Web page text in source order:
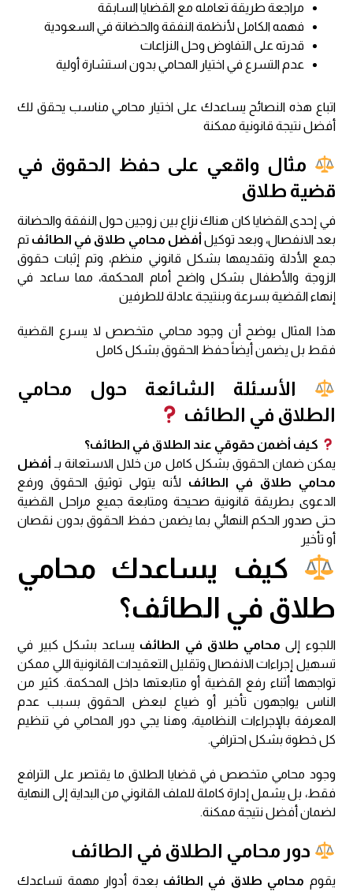
مراجعة طريقة تعامله مع القضايا السابقة
فهمه الكامل لأنظمة النفقة والحضانة في السعودية
قدرته على التفاوض وحل النزاعات
عدم التسرع في اختيار المحامي بدون استشارة أولية
اتباع هذه النصائح يساعدك على اختيار محامي مناسب يحقق لك
أفضل نتيجة قانونية ممكنة
مثال واقعي على حفظ الحقوق في
قضية طلاق
في إحدى القضايا كان هناك نزاع بين زوجين حول النفقة والحضانة
بعد الانفصال، وبعد توكيل أفضل محامي طلاق في الطائف تم
جمع الأدلة وتقديمها بشكل قانوني منظم، وتم إثبات حقوق
الزوجة والأطفال بشكل واضح أمام المحكمة، مما ساعد في
إنهاء القضية بسرعة وبنتيجة عادلة للطرفين
هذا المثال يوضح أن وجود محامي متخصص لا يسرع القضية
فقط بل يضمن أيضاً حفظ الحقوق بشكل كامل
الأسئلة الشائعة حول محامي
الطلاق في الطائف
كيف أضمن حقوقي عند الطلاق في الطائف؟
يمكن ضمان الحقوق بشكل كامل من خلال الاستعانة بـ أفضل
محامي طلاق في الطائف لأنه يتولى توثيق الحقوق ورفع
الدعوى بطريقة قانونية صحيحة ومتابعة جميع مراحل القضية
حتى صدور الحكم النهائي بما يضمن حفظ الحقوق بدون نقصان
أو تأخير
كيف يساعدك محامي
طلاق في الطائف؟
اللجوء إلى محامي طلاق في الطائف يساعد بشكل كبير في
تسهيل إجراءات الانفصال وتقليل التعقيدات القانونية اللي ممكن
تواجهها أثناء رفع القضية أو متابعتها داخل المحكمة. كثير من
الناس يواجهون تأخير أو ضياع لبعض الحقوق بسبب عدم
المعرفة بالإجراءات النظامية، وهنا يجي دور المحامي في تنظيم
كل خطوة بشكل احترافي.
وجود محامي متخصص في قضايا الطلاق ما يقتصر على الترافع
فقط، بل يشمل إدارة كاملة للملف القانوني من البداية إلى النهاية
لضمان أفضل نتيجة ممكنة.
دور محامي الطلاق في الطائف
يقوم محامي طلاق في الطائف بعدة أدوار مهمة تساعدك